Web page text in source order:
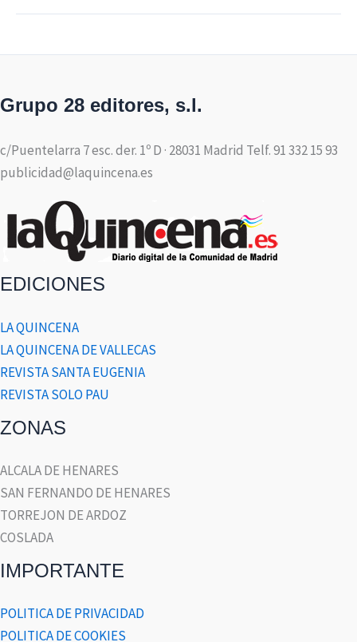
Grupo 28 editores, s.l.
c/Puentelarra 7 esc. der. 1º D · 28031 Madrid Telf. 91 332 15 93
publicidad@laquincena.es
EDICIONES
LA QUINCENA
LA QUINCENA DE VALLECAS
REVISTA SANTA EUGENIA
REVISTA SOLO PAU
ZONAS
ALCALA DE HENARES
SAN FERNANDO DE HENARES
TORREJON DE ARDOZ
COSLADA
IMPORTANTE
POLITICA DE PRIVACIDAD
POLITICA DE COOKIES